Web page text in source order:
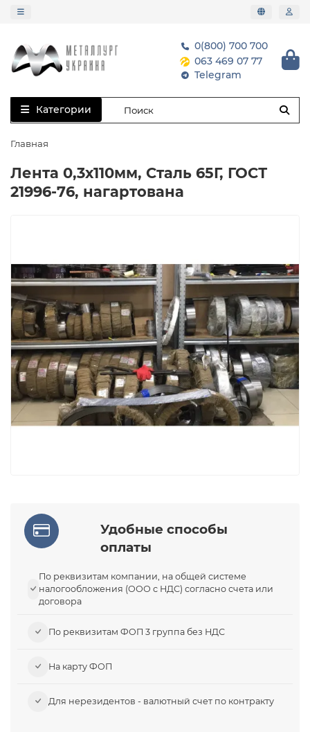
0(800) 700 700
063 469 07 77
Telegram
Категории
Главная
Лента 0,3х110мм, Сталь 65Г, ГОСТ
21996-76, нагартована
Удобные способы
оплаты
По реквизитам компании, на общей системе
налогообложения (ООО с НДС) согласно счета или
договора
По реквизитам ФОП 3 группа без НДС
На карту ФОП
Для нерезидентов - валютный счет по контракту